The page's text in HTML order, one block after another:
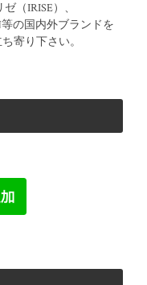
（IRISE）、
等の国内外ブランドを
寄り下さい。